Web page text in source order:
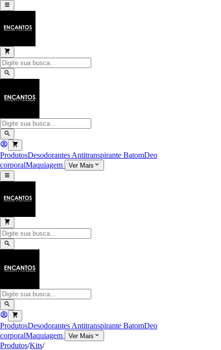
ProdutosDesodorantes Antitranspirante BatomDeo
corporalMaquiagem Ver Mais
ProdutosDesodorantes Antitranspirante BatomDeo
corporalMaquiagem Ver Mais
Produtos/Kits/